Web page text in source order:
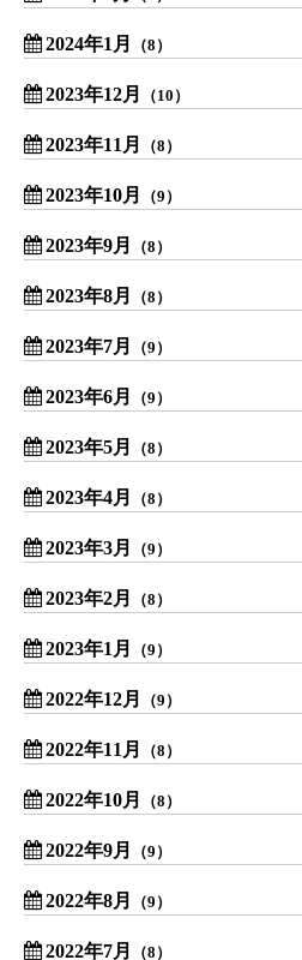
2024年1月 （8）
2023年12月 （10）
2023年11月 （8）
2023年10月 （9）
2023年9月 （8）
2023年8月 （8）
2023年7月 （9）
2023年6月 （9）
2023年5月 （8）
2023年4月 （8）
2023年3月 （9）
2023年2月 （8）
2023年1月 （9）
2022年12月 （9）
2022年11月 （8）
2022年10月 （8）
2022年9月 （9）
2022年8月 （9）
2022年7月 （8）